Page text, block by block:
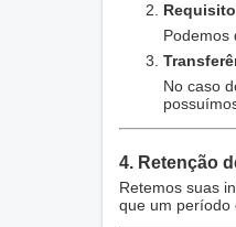
Podemos
No caso
4. Retenção
Retemos suas
que um período